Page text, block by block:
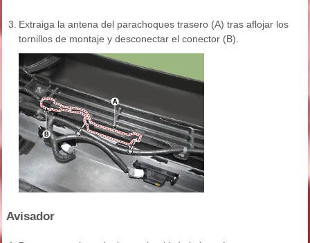
3. Extraiga la antena del parachoques trasero (A) tras aflojar los
tornillos de montaje y desconectar el conector (B).
Avisador